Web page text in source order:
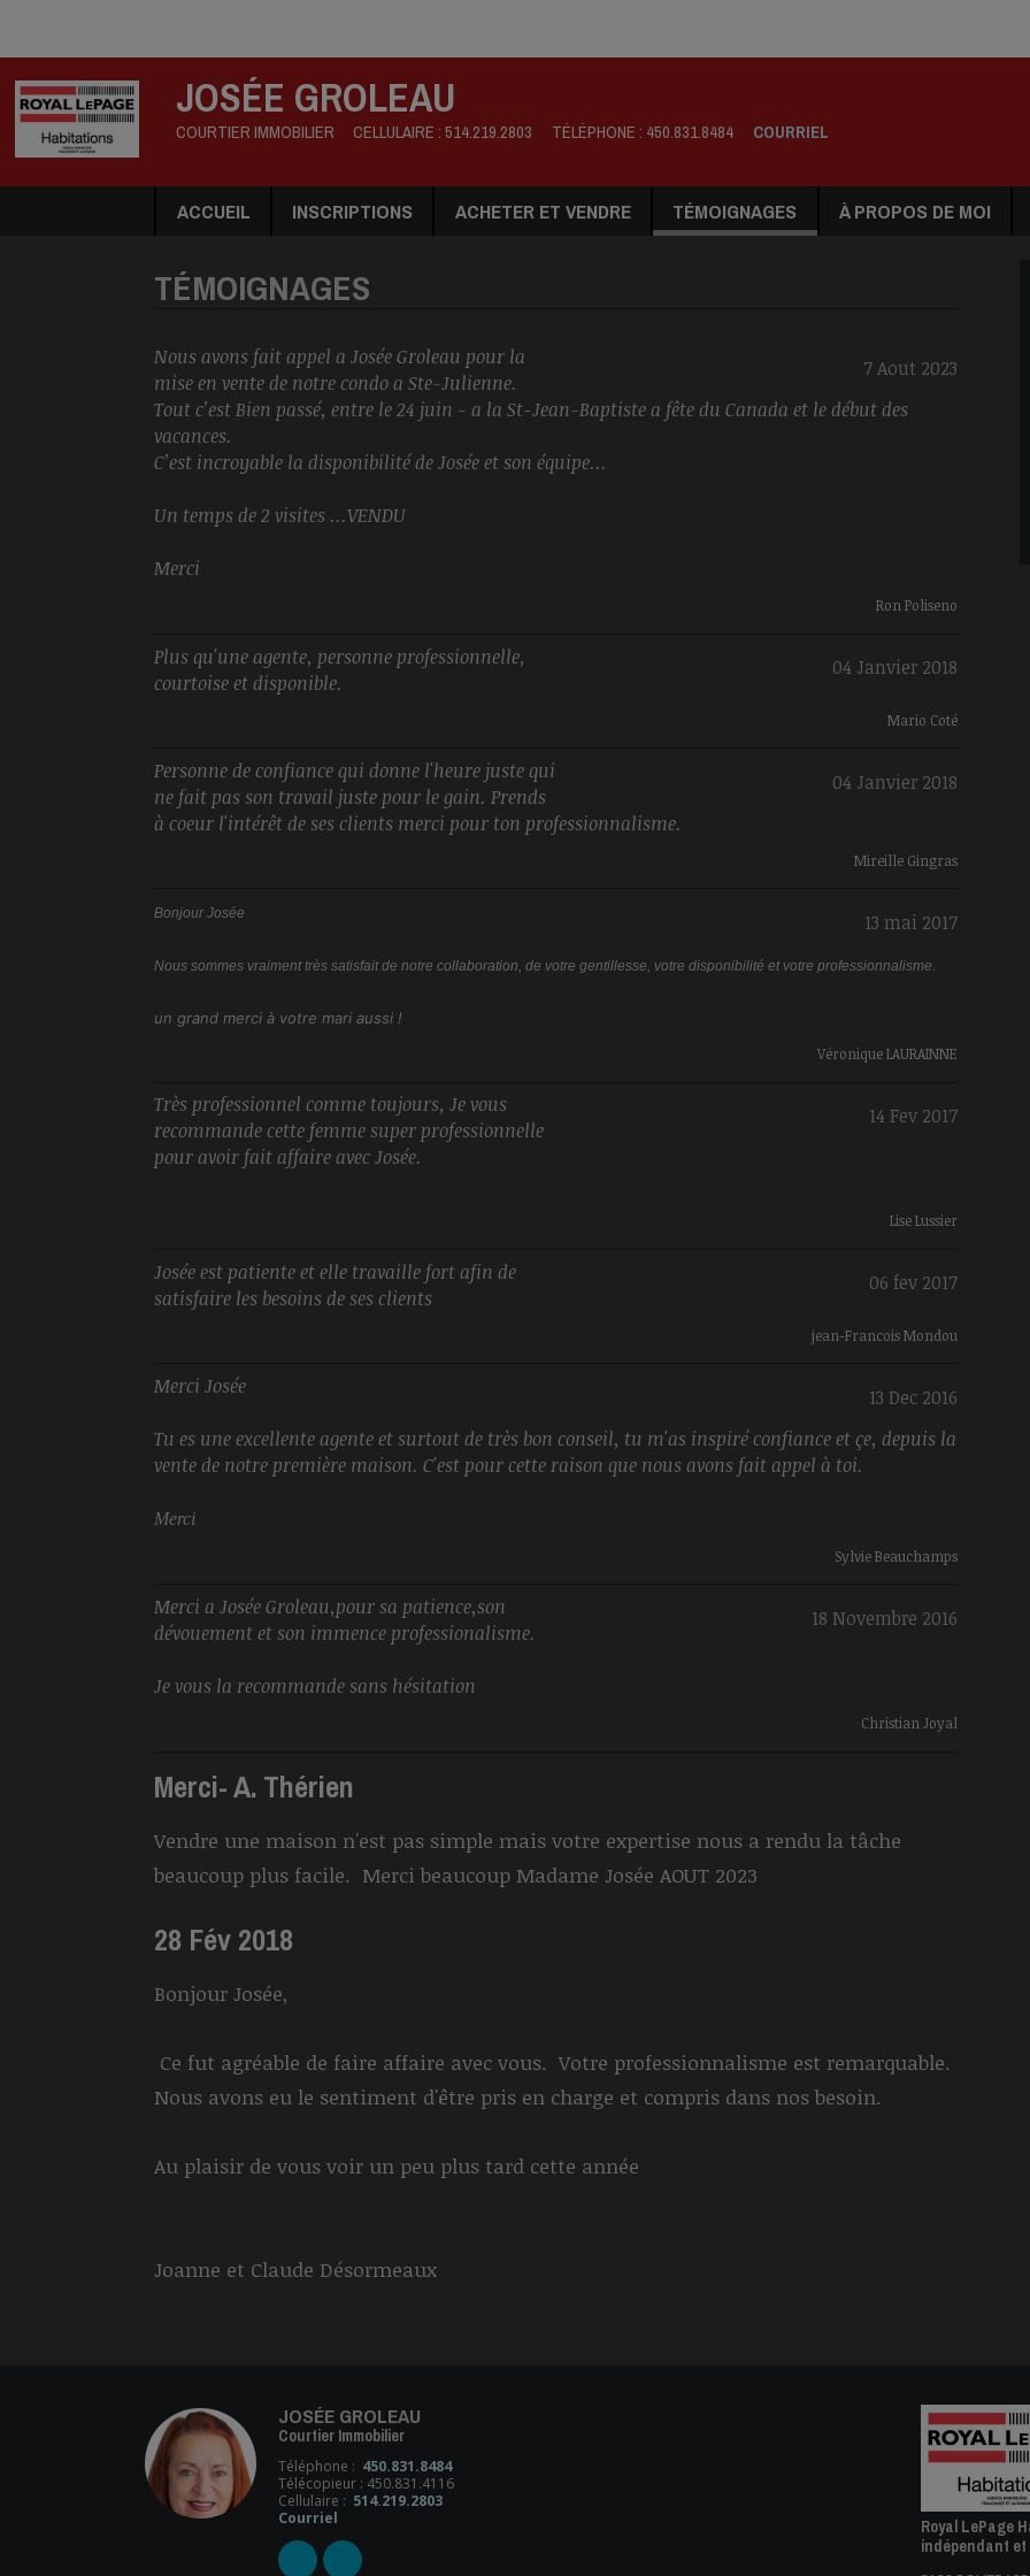
JOSÉE GROLEAU
COURTIER IMMOBILIER CELLULAIRE : 514.219.2803 TÉLÉPHONE : 450.831.8484 COURRIEL
ACCUEIL INSCRIPTIONS ACHETER ET VENDRE TÉMOIGNAGES À PROPOS DE MOI
TÉMOIGNAGES
7 Aout 2023
Nous avons fait appel a Josée Groleau pour la
mise en vente de notre condo a Ste-Julienne.
Tout c’est Bien passé, entre le 24 juin - a la St-Jean-Baptiste a fête du Canada et le début des
vacances.
C’est incroyable la disponibilité de Josée et son équipe...
Un temps de 2 visites ...VENDU
Merci
Ron Poliseno
04 Janvier 2018
Plus qu'une agente, personne professionnelle,
courtoise et disponible.
Mario Coté
04 Janvier 2018
Personne de confiance qui donne l'heure juste qui
ne fait pas son travail juste pour le gain. Prends
à coeur l'intérêt de ses clients merci pour ton professionnalisme.
Mireille Gingras
13 mai 2017
Bonjour Josée
Nous sommes vraiment très satisfait de notre collaboration, de votre gentillesse, votre disponibilité et votre professionnalisme.
un grand merci à votre mari aussi !
Véronique LAURAINNE
14 Fev 2017
Très professionnel comme toujours, Je vous
recommande cette femme super professionnelle
pour avoir fait affaire avec Josée.
Lise Lussier
06 fev 2017
Josée est patiente et elle travaille fort afin de
satisfaire les besoins de ses clients
jean-Francois Mondou
13 Dec 2016
Merci Josée
Tu es une excellente agente et surtout de très bon conseil, tu m'as inspiré confiance et çe, depuis la
vente de notre première maison. C'est pour cette raison que nous avons fait appel à toi.
Merci
Sylvie Beauchamps
18 Novembre 2016
Merci a Josée Groleau,pour sa patience,son
dévouement et son immence professionalisme.
Je vous la recommande sans hésitation
Christian Joyal
Merci- A. Thérien
Vendre une maison n'est pas simple mais votre expertise nous a rendu la tâche
beaucoup plus facile. Merci beaucoup Madame Josée AOUT 2023
28 Fév 2018
Bonjour Josée,
Ce fut agréable de faire affaire avec vous. Votre professionnalisme est remarquable.
Nous avons eu le sentiment d'être pris en charge et compris dans nos besoin.
Au plaisir de vous voir un peu plus tard cette année
Joanne et Claude Désormeaux
JOSÉE GROLEAU
Courtier Immobilier
Téléphone : 450.831.8484
Télécopieur : 450.831.4116
Cellulaire : 514.219.2803
Courriel
Royal LePage
indépendant et